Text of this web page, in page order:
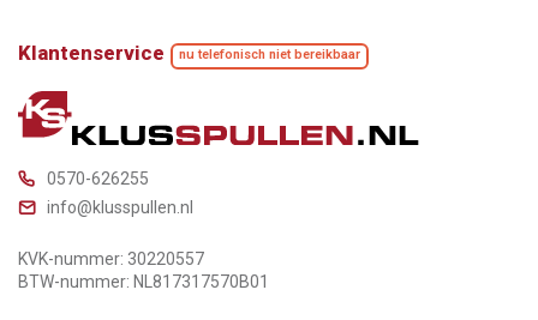
Klantenservice nu telefonisch niet bereikbaar
0570-626255
info@klusspullen.nl
KVK-nummer: 30220557
BTW-nummer: NL817317570B01